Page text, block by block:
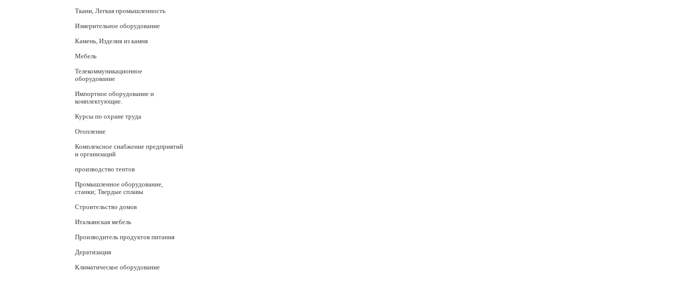
Ткани, Легкая промышленность
Измерительное оборудование
Камень, Изделия из камня
Мебель
Телекоммуникационное
оборудование
Импортное оборудование и
комплектующие.
Курсы по охране труда
Отопление
Комплексное снабжение предприятий
и организаций
производство тентов
Промышленное оборудование,
станки; Твердые сплавы
Строительство домов
Итальянская мебель
Производитель продуктов питания
Дератизация
Климатическое оборудование